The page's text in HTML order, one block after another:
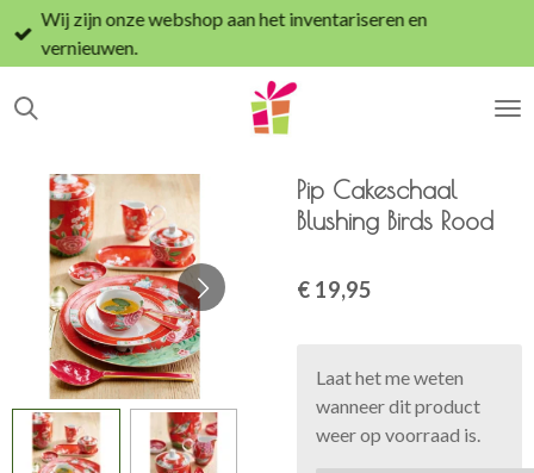
Ga
direct
de
Wij zijn onze webshop aan het inventariseren en
vernieuwen.
Pip Cakeschaal
Blushing Birds Rood
€ 19,95
Laat het me weten
wanneer dit product
weer op voorraad is.